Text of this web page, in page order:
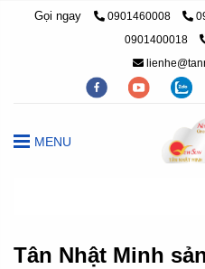
Gọi ngay 0901460008
0901400018
MENU
Tân Nhật Minh